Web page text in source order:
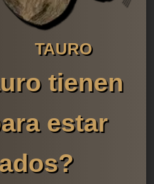
TAURO
tienen
estar